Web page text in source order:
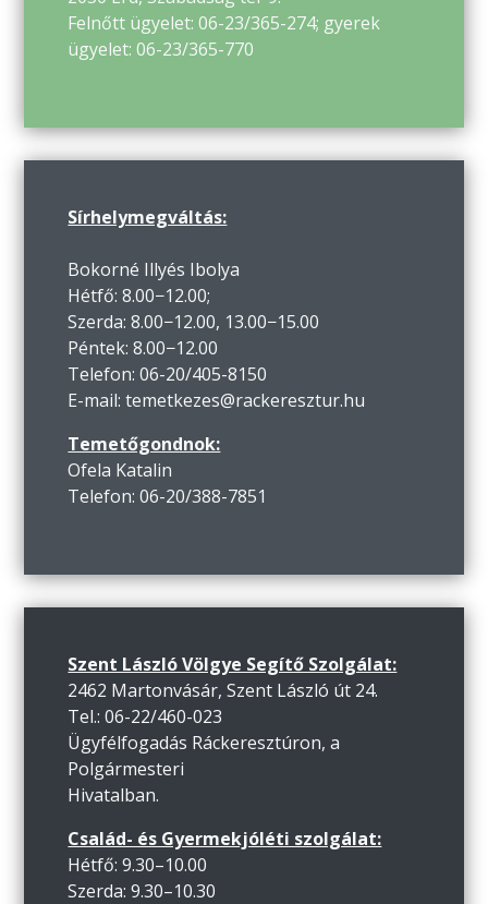
Felnőtt ügyelet: 06-23/365-274; gyerek
ügyelet: 06-23/365-770
Sírhelymegváltás:
Bokorné Illyés Ibolya
Hétfő: 8.00−12.00;
Szerda: 8.00−12.00, 13.00−15.00
Péntek: 8.00−12.00
Telefon: 06-20/405-8150
E-mail: temetkezes@rackeresztur.hu
Temetőgondnok:
Ofela Katalin
Telefon: 06-20/388-7851
Szent László Völgye Segítő Szolgálat:
2462 Martonvásár, Szent László út 24.
Tel.: 06-22/460-023
Ügyfélfogadás Ráckeresztúron, a
Polgármesteri
Hivatalban.
Család- és Gyermekjóléti szolgálat:
Hétfő: 9.30–10.00
Szerda: 9.30–10.30